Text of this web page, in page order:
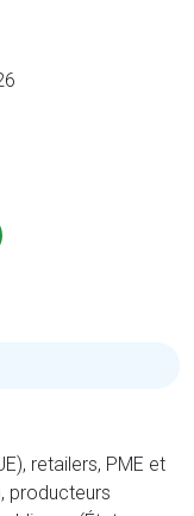
retailers, PME et
producteurs